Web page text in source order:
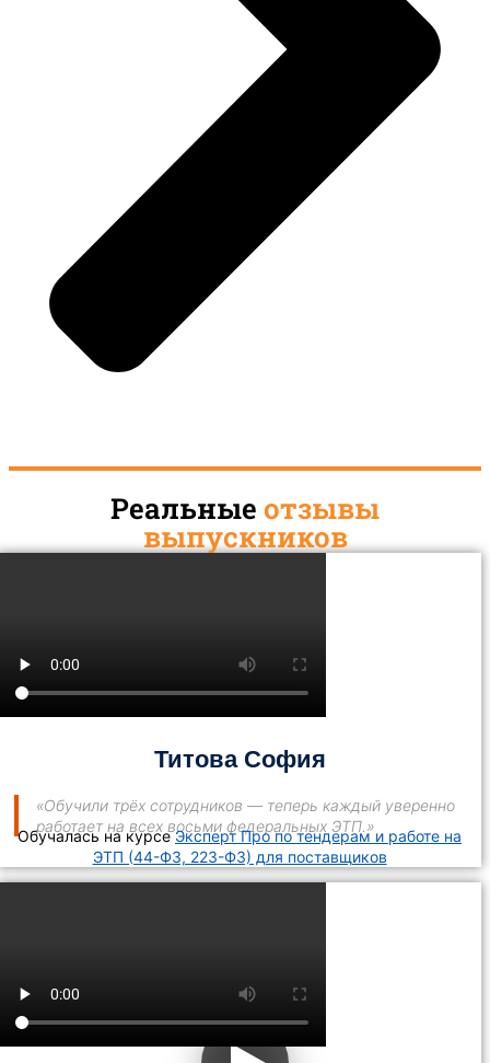
Реальные отзывы
выпускников
Титова София
«Обучили трёх сотрудников — теперь каждый уверенно
работает на всех восьми федеральных ЭТП.»
Обучалась на курсеЭксперт Про по тендерам и работе на
ЭТП (44-ФЗ, 223-ФЗ) для поставщиков